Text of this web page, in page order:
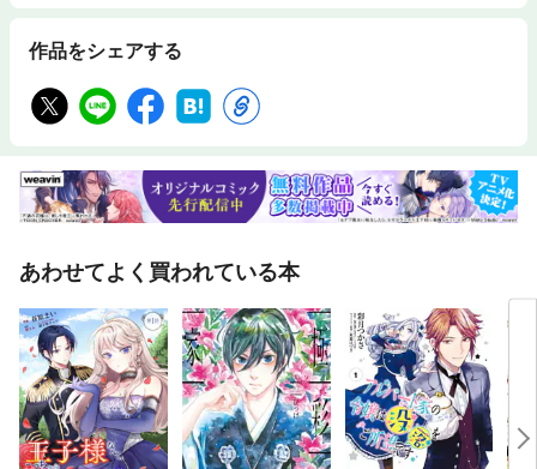
作品をシェアする
あわせてよく買われている本